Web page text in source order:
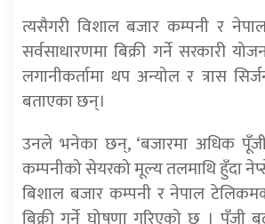
त्यसैगरी विशाल बजार कम्पनी र
सर्वसाधारणमा बिक्री गर्ने सरकारी
लगानीकर्तामा थप अन्योल र त्रास
बताएका छन्।
उनले भनेका छन्, ‘बजारमा अधिक
कम्पनीको सेयरको मूल्य तलमाथि हुँदा
बिशाल बजार कम्पनी र नेपाल